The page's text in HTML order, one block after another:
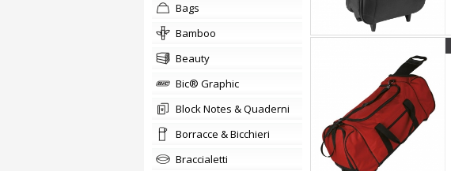
bags
Bamboo
beauty
Bic® Graphic
Block Notes & Quaderni
Borracce & Bicchieri
braccialetti